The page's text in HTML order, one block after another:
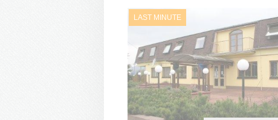
LAST MINUTE